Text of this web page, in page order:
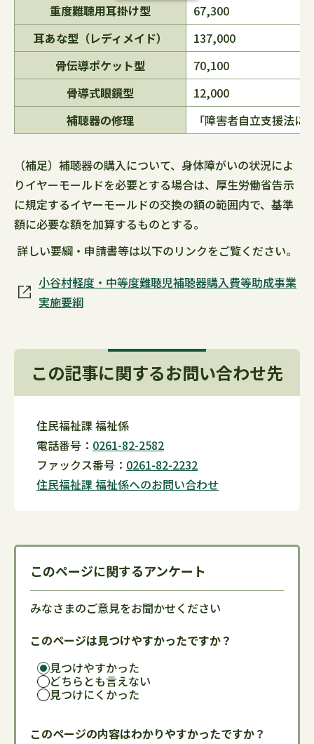
重度難聴用耳掛け型
67,300
耳あな型（レディメイド）
137,000
骨伝導ポケット型
70,100
骨導式眼鏡型
12,000
補聴器の修理
「障害者自立支援法
（補足）補聴器の購入について、身体障がいの状況によ
りイヤーモールドを必要とする場合は、厚生労働省告示
に規定するイヤーモールドの交換の額の範囲内で、基準
額に必要な額を加算するものとする。
詳しい要綱・申請書等は以下のリンクをご覧ください。
小谷村軽度・中等度難聴児補聴器購入費等助成事業
実施要綱
この記事に関するお問い合わせ先
住民福祉課 福祉係
電話番号： 0261-82-2582
ファックス番号： 0261-82-2232
住民福祉課 福祉係へのお問い合わせ
このページに関するアンケート
みなさまのご意見をお聞かせください
このページは見つけやすかったですか？
見つけやすかった
どちらとも言えない
見つけにくかった
このページの内容はわかりやすかったですか？